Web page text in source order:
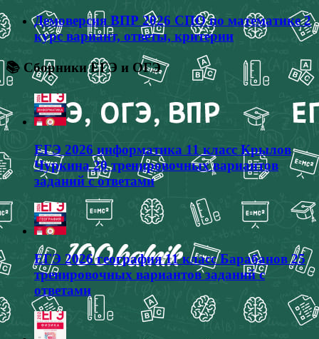
Демоверсия ВПР 2026 СПО по математике 2
курс вариант, ответы, критерии
📚 Сборники ЕГЭ и ОГЭ
ЕГЭ 2026 информатика 11 класс Крылов
Чуркина 20 тренировочных вариантов
заданий с ответами
ЕГЭ 2026 география 11 класс Барабанов 25
тренировочных вариантов заданий с
ответами